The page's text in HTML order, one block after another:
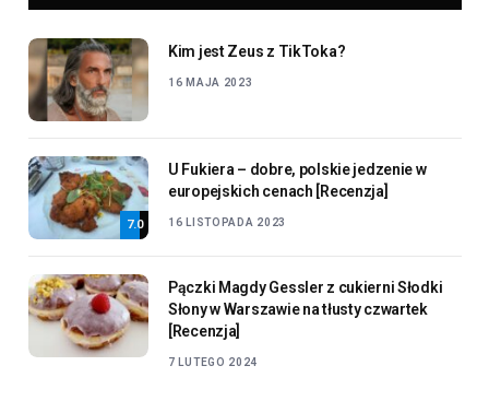
Kim jest Zeus z TikToka?
16 MAJA 2023
7.0
U Fukiera – dobre, polskie jedzenie w
europejskich cenach [Recenzja]
16 LISTOPADA 2023
Pączki Magdy Gessler z cukierni Słodki
Słony w Warszawie na tłusty czwartek
[Recenzja]
7 LUTEGO 2024